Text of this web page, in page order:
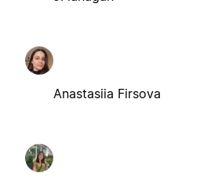
Anastasiia Firsova